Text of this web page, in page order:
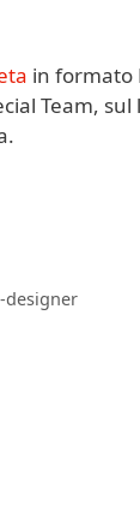
in formato
Team, sul
designer